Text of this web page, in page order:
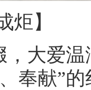
炬】
，大爱
奉献”